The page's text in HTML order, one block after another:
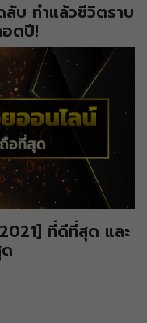
บ ทำแล้วชีวิตราบ
ดปี!
ที่ดีที่สุด และ